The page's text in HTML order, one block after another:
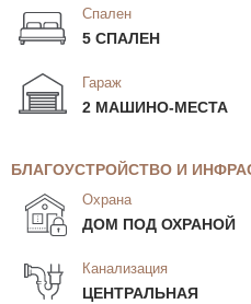
Спален
5 СПАЛЕН
Гараж
2 МАШИНО-МЕСТА
БЛАГОУСТРОЙСТВО И
Охрана
ДОМ ПОД ОХРАНОЙ
Канализация
ЦЕНТРАЛЬНАЯ